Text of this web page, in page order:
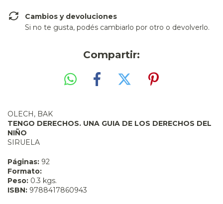
Cambios y devoluciones
Si no te gusta, podés cambiarlo por otro o devolverlo.
Compartir:
OLECH, BAK
TENGO DERECHOS. UNA GUIA DE LOS DERECHOS DEL
NIÑO
SIRUELA
Páginas: 92
Formato:
Peso: 0.3 kgs.
ISBN: 9788417860943